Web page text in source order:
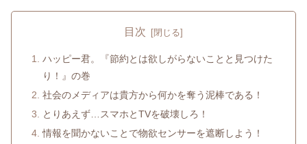
目次
ハッピー君。『節約とは欲しがらないことと見つけた
り！』の巻
社会のメディアは貴方から何かを奪う泥棒である！
とりあえず…スマホとTVを破壊しろ！
情報を聞かないことで物欲センサーを遮断しよう！